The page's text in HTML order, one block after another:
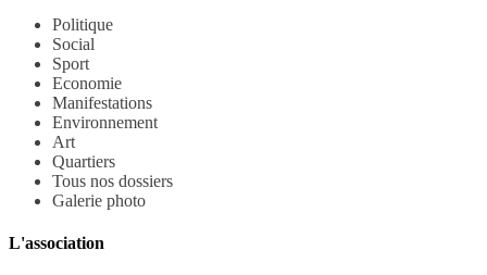
Politique
Social
Sport
Economie
Manifestations
Environnement
Art
Quartiers
Tous nos dossiers
Galerie photo
L'association